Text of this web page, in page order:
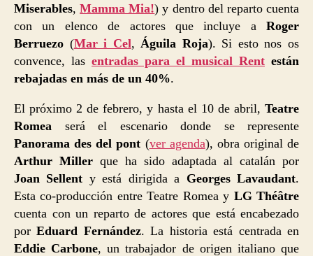
Miserables,Mamma Mia!) y dentro del reparto cuenta
con un elenco de actores que incluye a Roger
Berruezo (Mar i Cel, Águila Roja). Si esto nos os
convence, las entradas para el musical Rent están
rebajadas en más de un 40%.
El próximo 2 de febrero, y hasta el 10 de abril, Teatre
Romea será el escenario donde se represente
Panorama des del pont (ver agenda), obra original de
Arthur Miller que ha sido adaptada al catalán por
Joan Sellent y está dirigida a Georges Lavaudant.
Esta co-producción entre Teatre Romea y LG Théâtre
cuenta con un reparto de actores que está encabezado
porEduard Fernández. La historia está centrada en
Eddie Carbone, un trabajador de origen italiano que